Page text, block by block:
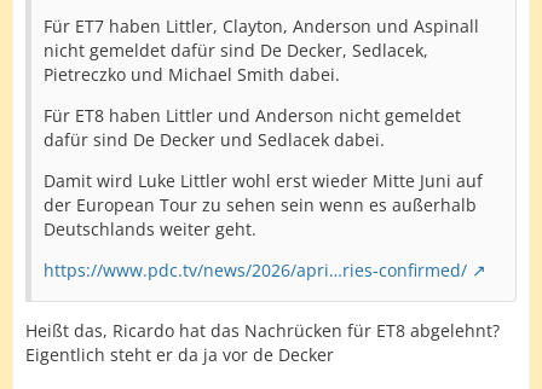
Für ET7 haben Littler, Clayton, Anderson und Aspinall
nicht gemeldet dafür sind De Decker, Sedlacek,
Pietreczko und Michael Smith dabei.
Für ET8 haben Littler und Anderson nicht gemeldet
dafür sind De Decker und Sedlacek dabei.
Damit wird Luke Littler wohl erst wieder Mitte Juni auf
der European Tour zu sehen sein wenn es außerhalb
Deutschlands weiter geht.
https://www.pdc.tv/news/2026/apri…ries-confirmed/
Heißt das, Ricardo hat das Nachrücken für ET8 abgelehnt?
Eigentlich steht er da ja vor de Decker